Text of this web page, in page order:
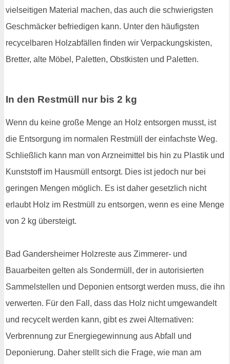
vielseitigen Material machen, das auch die schwierigsten
Geschmäcker befriedigen kann. Unter den häufigsten
recycelbaren Holzabfällen finden wir Verpackungskisten,
Bretter, alte Möbel, Paletten, Obstkisten und Paletten.
In den Restmüll nur bis 2 kg
Wenn du keine große Menge an Holz entsorgen musst, ist
die Entsorgung im normalen Restmüll der einfachste Weg.
Schließlich kann man von Arzneimittel bis hin zu Plastik und
Kunststoff im Hausmüll entsorgt. Dies ist jedoch nur bei
geringen Mengen möglich. Es ist daher gesetzlich nicht
erlaubt Holz im Restmüll zu entsorgen, wenn es eine Menge
von 2 kg übersteigt.
Bad Gandersheimer Holzreste aus Zimmerer- und
Bauarbeiten gelten als Sondermüll, der in autorisierten
Sammelstellen und Deponien entsorgt werden muss, die ihn
verwerten. Für den Fall, dass das Holz nicht umgewandelt
und recycelt werden kann, gibt es zwei Alternativen:
Verbrennung zur Energiegewinnung aus Abfall und
Deponierung. Daher stellt sich die Frage, wie man am